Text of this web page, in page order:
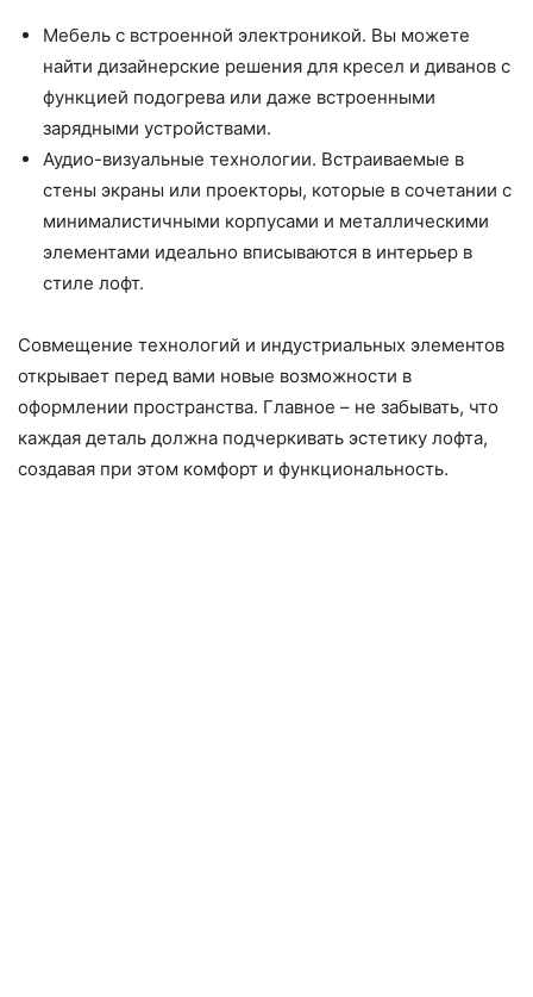
Мебель с встроенной электроникой. Вы можете
найти дизайнерские решения для кресел и диванов с
функцией подогрева или даже встроенными
зарядными устройствами.
Аудио-визуальные технологии. Встраиваемые в
стены экраны или проекторы, которые в сочетании с
минималистичными корпусами и металлическими
элементами идеально вписываются в интерьер в
стиле лофт.
Совмещение технологий и индустриальных элементов
открывает перед вами новые возможности в
оформлении пространства. Главное – не забывать, что
каждая деталь должна подчеркивать эстетику лофта,
создавая при этом комфорт и функциональность.